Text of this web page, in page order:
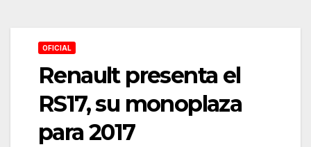
OFICIAL
Renault presenta el
RS17, su monoplaza
para 2017